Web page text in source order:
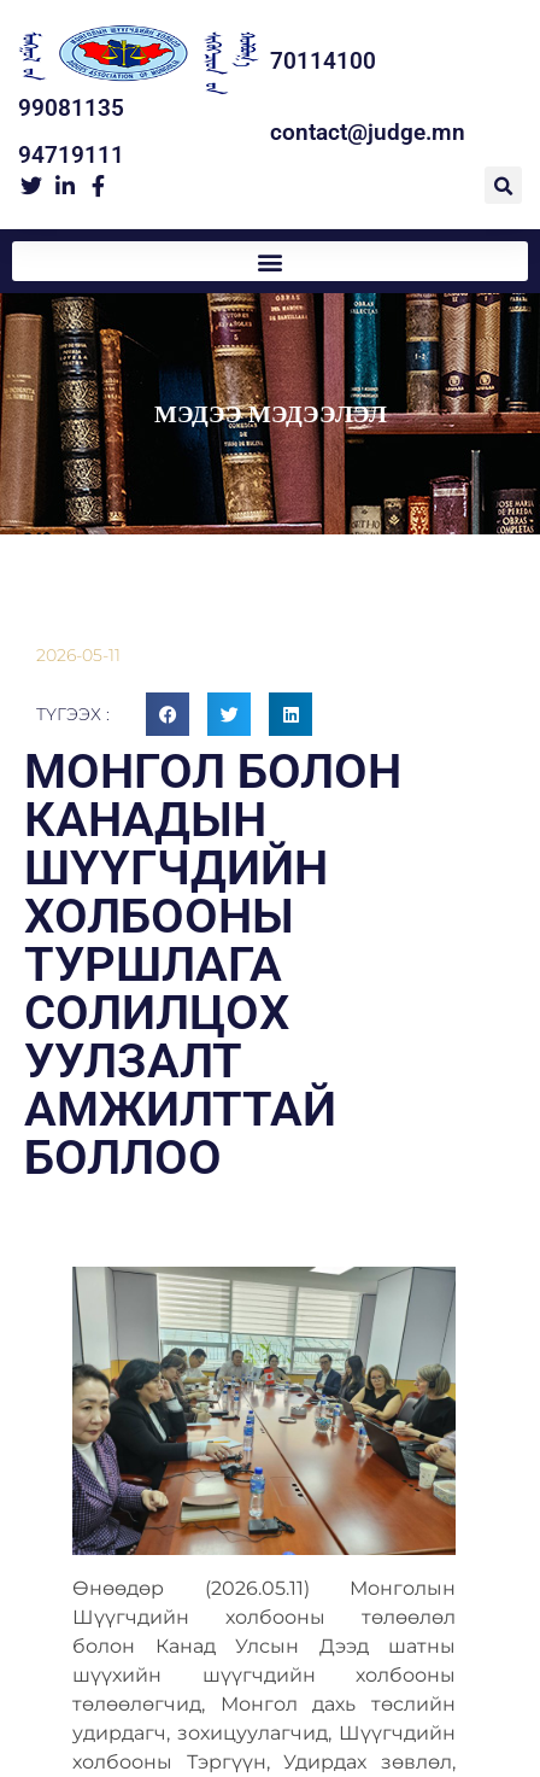
70114100
99081135
94719111
contact@judge.mn
МЭДЭЭ МЭДЭЭЛЭЛ
2026-05-11
ТҮГЭЭХ :
МОНГОЛ БОЛОН
КАНАДЫН
ШҮҮГЧДИЙН
ХОЛБООНЫ
ТУРШЛАГА
СОЛИЛЦОХ
УУЛЗАЛТ
АМЖИЛТТАЙ
БОЛЛОО
Өнөөдөр (2026.05.11) Монголын
Шүүгчдийн холбооны төлөөлөл
болон Канад Улсын Дээд шатны
шүүхийн шүүгчдийн холбооны
төлөөлөгчид, Монгол дахь төслийн
удирдагч, зохицуулагчид, Шүүгчдийн
холбооны Тэргүүн, Удирдах зөвлөл,